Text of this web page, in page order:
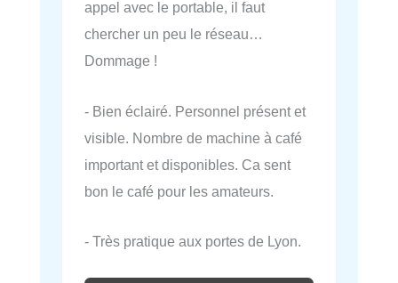
appel avec le portable, il faut
chercher un peu le réseau…
Dommage !
- Bien éclairé. Personnel présent et
visible. Nombre de machine à café
important et disponibles. Ca sent
bon le café pour les amateurs.
- Très pratique aux portes de Lyon.